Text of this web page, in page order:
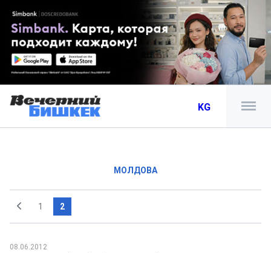
KG
МОЛДОВА
1 2
08.06.2012